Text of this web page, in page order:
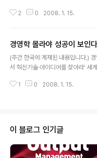
자병법과 같은 고전으로부터 경영전
다》 는 경영과 과학 사이에 존재하
라보고 있다. 즉 과학의 원리나 과학
경영전략 등을 쉽게 대중적으로 설
2 0 2008. 1. 15.
경영학 몰라야 성공이 보인
(주간 한국에 게재된 내용입니다.)
서 혁신기술·아이디어를 찾아라' 세
적에 푹 빠져 지낸다. 그는 마케팅서
보대행사 대표 B씨는 얼마 전 인터
했다. 경영에서 가장 중요한 것은 결
한 이해와 삶..
1 0 2008. 1. 15.
이 블로그 인기글